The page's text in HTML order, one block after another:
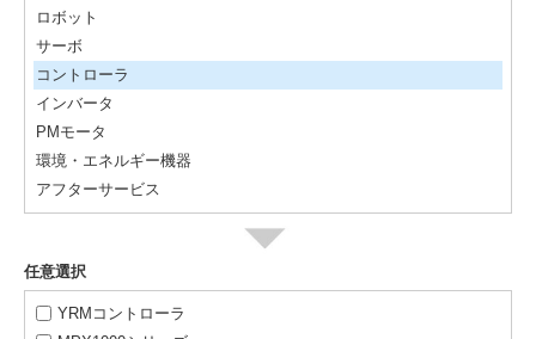
ロボット
サーボ
コントローラ
インバータ
PMモータ
環境・エネルギー機器
アフターサービス
任意選択
YRMコントローラ